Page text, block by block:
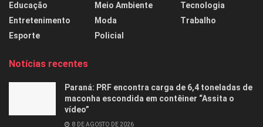
Educação
Entretenimento
Esporte
Meio Ambiente
Moda
Policial
Tecnologia
Trabalho
Notícias recentes
Paraná: PRF encontra carga de 6,4 toneladas de
maconha escondida em contêiner “Assita o
vídeo”
8 DE AGOSTO DE 2026